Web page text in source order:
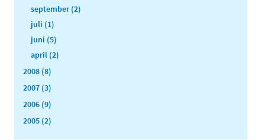
september (2)
juli (1)
juni (5)
april (2)
2008 (8)
2007 (3)
2006 (9)
2005 (2)